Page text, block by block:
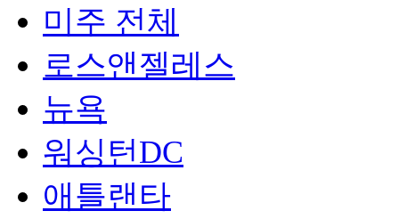
미주 전체
로스앤젤레스
뉴욕
워싱턴DC
애틀랜타